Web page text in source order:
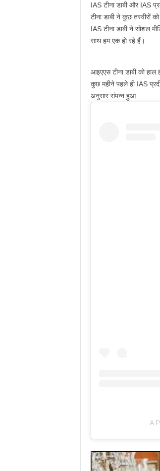
IAS टीना डाबी और IAS
टीना डाबी ने कुछ तस्वीरों
IAS टीना डाबी ने सोशल
साथ हम एक हो रहे हैं।
आइएएस टीना डाबी को
कुछ महीने पहले ही IAS
अनुसार संपन्‍न हुआ
A